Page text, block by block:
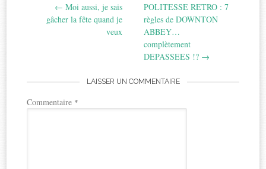
navigation
← Moi aussi, je sais
gâcher la fête quand je
veux
POLITESSE RETRO : 7
règles de DOWNTON
ABBEY…
complètement
DEPASSEES !? →
LAISSER UN COMMENTAIRE
Commentaire *